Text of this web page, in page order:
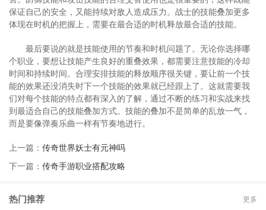
保证自己的安全，又能持续对敌人造成压力。战士的技能叠加更多
体现在时机的把握上，需要在最合适的时机释放最合适的技能。
最后要说的就是技能使用的节奏和时机问题了。无论你选择哪
个职业，要想让技能产生良好的重叠效果，都需要注意技能的冷却
时间和持续时间。合理安排技能的释放顺序很关键，要让前一个技
能的效果还没消失时下一个技能的效果就已经跟上了。这就需要我
们对每个技能的特点都有深入的了解，通过不断的练习和实战来找
到最适合自己的技能叠加方式。技能的叠加不是简单的乱放一气，
而是要像弹奏乐曲一样有节奏地进行。
上一篇： 传奇世界妖士有元神吗
下一篇： 传奇手游职业搭配攻略
热门推荐 更多